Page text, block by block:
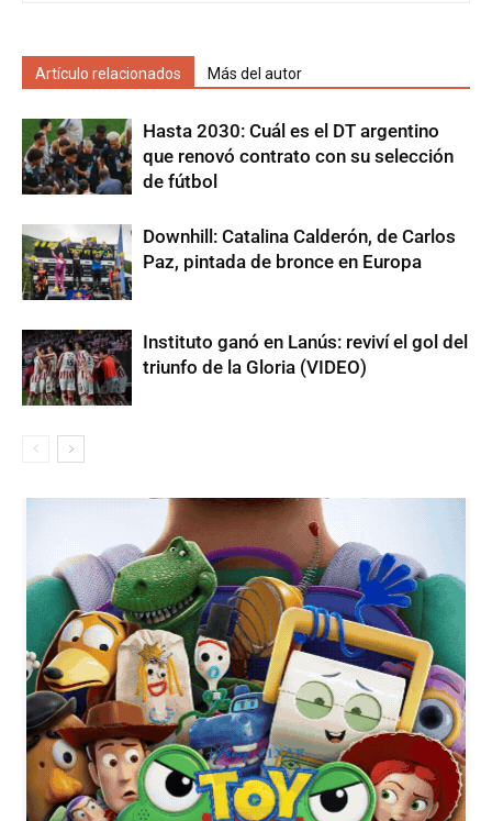
Artículo relacionados Más del autor
Hasta 2030: Cuál es el DT argentino
que renovó contrato con su selección
de fútbol
Downhill: Catalina Calderón, de Carlos
Paz, pintada de bronce en Europa
Instituto ganó en Lanús: reviví el gol del
triunfo de la Gloria (VIDEO)